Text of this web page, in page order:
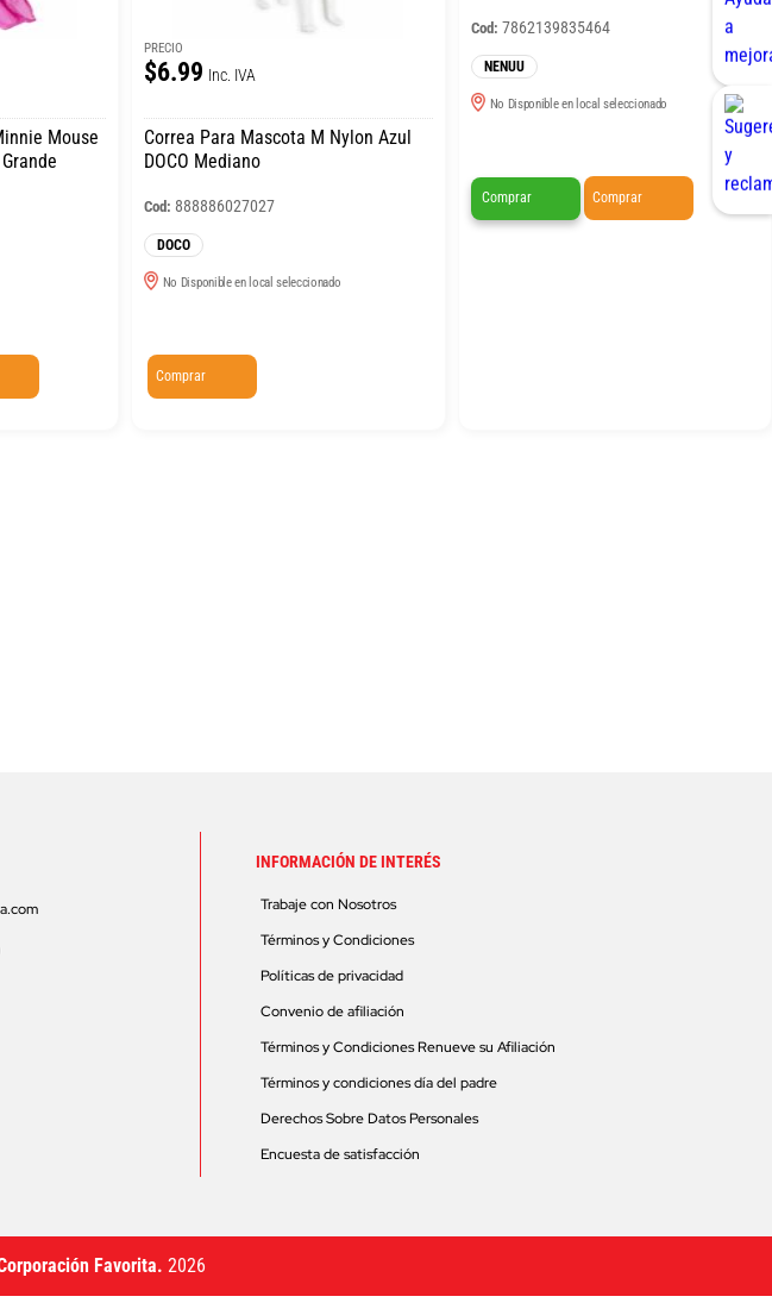
Mouse
PRECIO
$6.99 Inc. IVA
Correa Para Mascota M Nylon Azul
DOCO Mediano
Cod: 888886027027
DOCO
No Disponible en local seleccionado
Comprar
Cod: 7862139835464
NENUU
No Disponible en local seleccionado
Comprar Comprar
INFORMACIÓN DE INTERÉS
Trabaje con Nosotros
Términos y Condiciones
Políticas de privacidad
Convenio de afiliación
Términos y Condiciones Renueve su Afiliación
Términos y condiciones día del padre
Derechos Sobre Datos Personales
Encuesta de satisfacción
Favorita. 2026